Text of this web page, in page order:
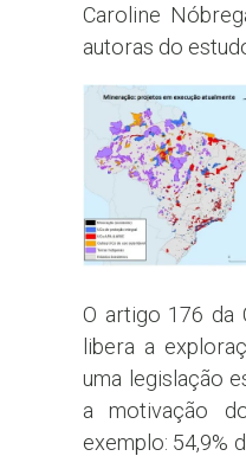
Caroline
autoras do
O artigo 176 da
libera a
uma legislação
a motivação
exemplo: 54,9%